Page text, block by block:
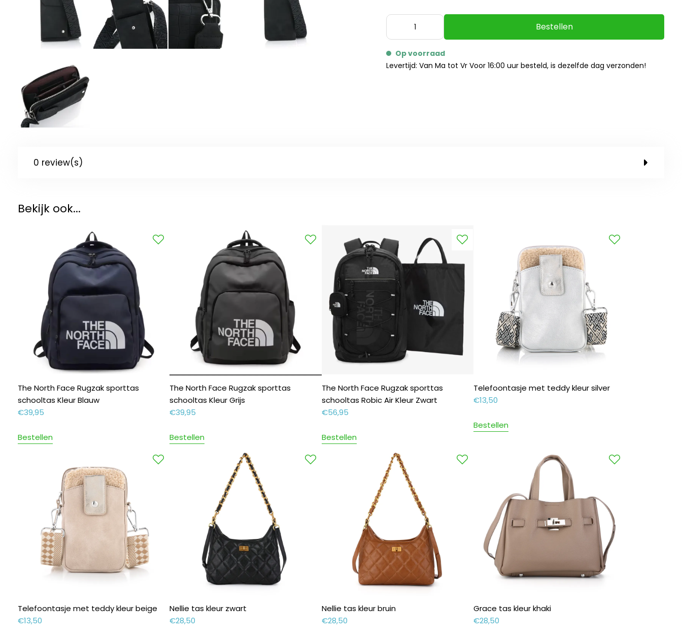
Bestellen
Op voorraad
Levertijd: Van Ma tot Vr Voor 16:00 uur besteld, is dezelfde dag verzonden!
0 review(s)
Bekijk ook...
The North Face Rugzak sporttas
schooltas Kleur Blauw
€39,95
Bestellen
The North Face Rugzak sporttas
schooltas Kleur Grijs
€39,95
Bestellen
The North Face Rugzak sporttas
schooltas Robic Air Kleur Zwart
€56,95
Bestellen
Telefoontasje met teddy kleur silver
€13,50
Bestellen
Telefoontasje met teddy kleur beige
€13,50
Nellie tas kleur zwart
€28,50
Nellie tas kleur bruin
€28,50
Grace tas kleur khaki
€28,50